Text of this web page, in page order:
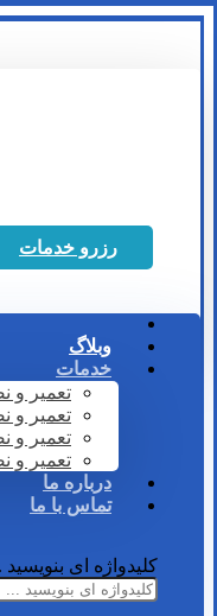
رزرو خدمات
وبلاگ
خدمات
تعمیر و
تعمیر و
تعمیر و
تعمیر و
درباره ما
تماس با ما
کلیدواژه ای بنویسید